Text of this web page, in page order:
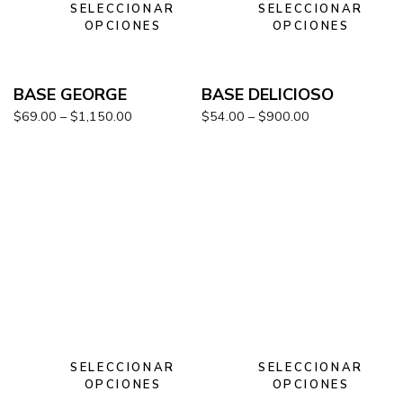
SELECCIONAR
OPCIONES
BASE GEORGE
$69.00 – $1,150.00
SELECCIONAR
OPCIONES
BASE DELICIOSO
$54.00 – $900.00
SELECCIONAR
OPCIONES
SELECCIONAR
OPCIONES